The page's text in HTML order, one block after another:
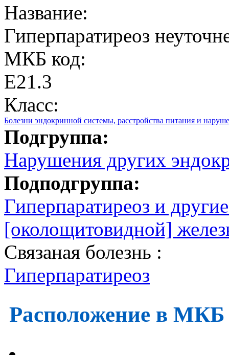
Название:
Гиперпаратиреоз
МКБ код:
E21.3
Класс:
Болезни эндокринной системы, расстройства питания и
Подгруппа:
Нарушения других
Подподгруппа:
Гиперпаратиреоз и
[околощитовидной]
Связаная болезнь :
Гиперпаратиреоз
Расположение в